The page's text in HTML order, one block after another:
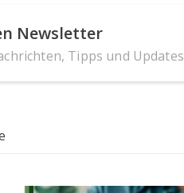
Newsletter
Tipps und Updates